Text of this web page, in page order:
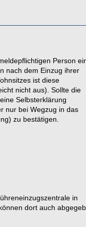
Person
nach dem Einzug ihrer
ist diese
nicht aus). Sollte die
Selbsterklärung
nur bei Wegzug in das
zu bestätigen.
in
dort auch